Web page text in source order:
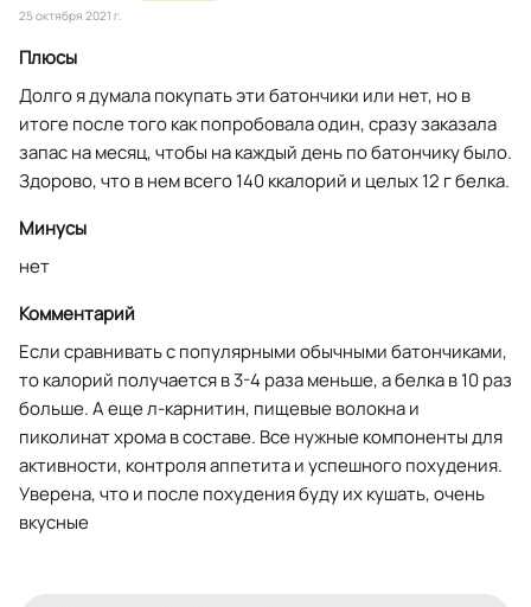
25 октября 2021 г.
Плюсы
Долго я думала покупать эти батончики или нет, но в
итоге после того как попробовала один, сразу заказала
запас на месяц, чтобы на каждый день по батончику было.
Здорово, что в нем всего 140 ккалорий и целых 12 г белка.
Минусы
нет
Комментарий
Если сравнивать с популярными обычными батончиками,
то калорий получается в 3-4 раза меньше, а белка в 10 раз
больше. А еще л-карнитин, пищевые волокна и
пиколинат хрома в составе. Все нужные компоненты для
активности, контроля аппетита и успешного похудения.
Уверена, что и после похудения буду их кушать, очень
вкусные